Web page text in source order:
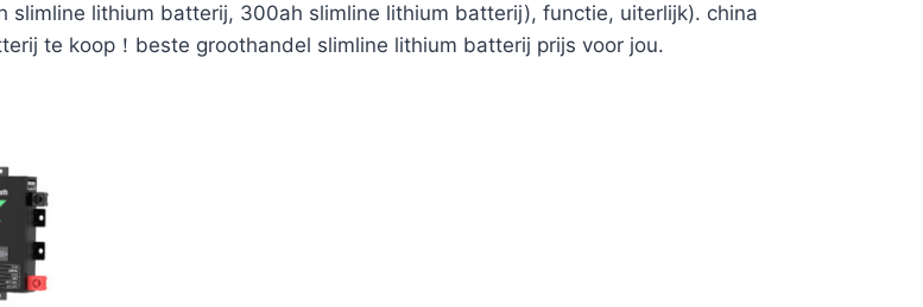
lithium batterij, 300ah slimline lithium batterij), functie, uiterlijk). china
te koop！beste groothandel slimline lithium batterij prijs voor jou.